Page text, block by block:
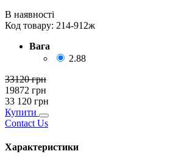
В наявності
Код товару: 214-912ж
Вага
2.88
33120грн
19872 грн
33 120 грн
Купити
Contact Us
Характеристики